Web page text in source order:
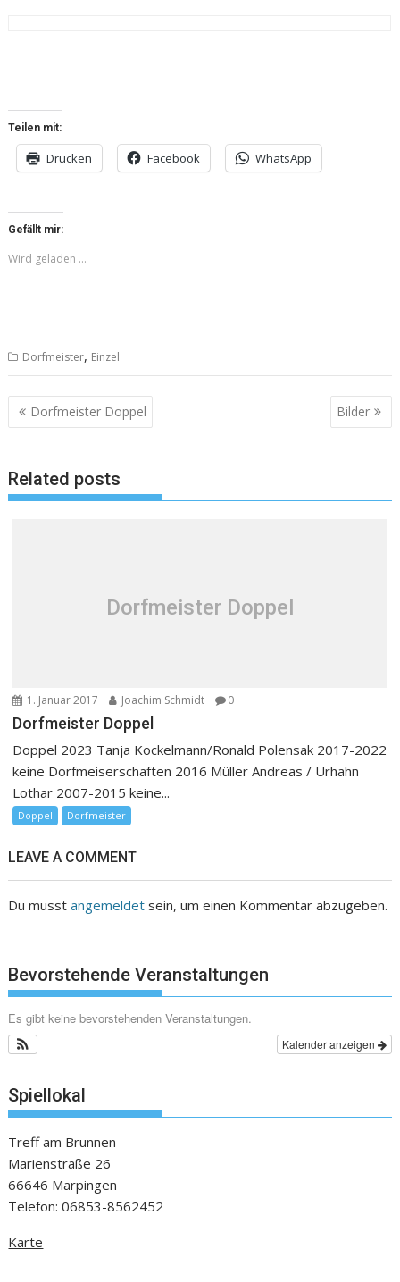
Teilen mit:
Drucken Facebook WhatsApp
Gefällt mir:
Wird geladen …
Dorfmeister, Einzel
Beitragsnavigation
Dorfmeister Doppel Bilder
Related posts
Dorfmeister Doppel
1. Januar 2017 Joachim Schmidt 0
Dorfmeister Doppel
Doppel 2023 Tanja Kockelmann/Ronald Polensak 2017-2022
keine Dorfmeiserschaften 2016 Müller Andreas / Urhahn
Lothar 2007-2015 keine...
Doppel Dorfmeister
LEAVE A COMMENT
Du musstangemeldet sein, um einen Kommentar abzugeben.
Bevorstehende Veranstaltungen
Es gibt keine bevorstehenden Veranstaltungen.
Kalender anzeigen
Spiellokal
Treff am Brunnen
Marienstraße 26
66646 Marpingen
Telefon: 06853-8562452
Karte